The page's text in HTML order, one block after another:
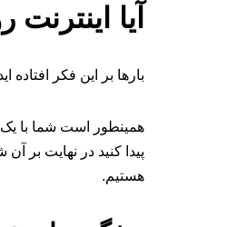
آیا
بارها بر این فکر
پیدا کنید در نهایت بر
هستیم.